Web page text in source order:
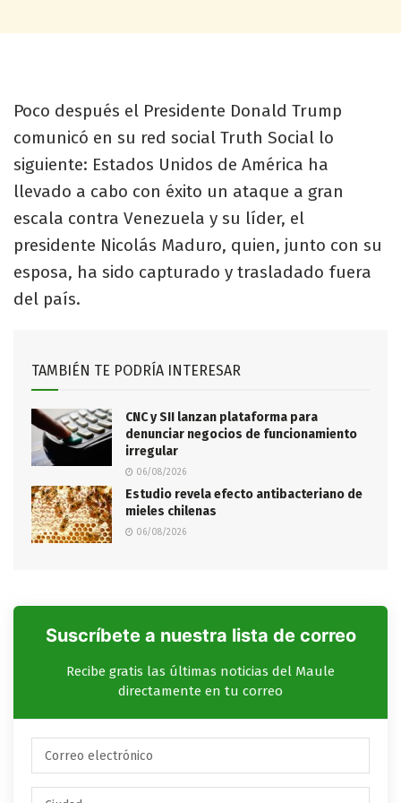
Poco después el Presidente Donald Trump
comunicó en su red social Truth Social lo
siguiente: Estados Unidos de América ha
llevado a cabo con éxito un ataque a gran
escala contra Venezuela y su líder, el
presidente Nicolás Maduro, quien, junto con su
esposa, ha sido capturado y trasladado fuera
del país.
TAMBIÉN TE PODRÍA INTERESAR
CNC y SII lanzan plataforma para
denunciar negocios de funcionamiento
irregular
06/08/2026
Estudio revela efecto antibacteriano de
mieles chilenas
06/08/2026
Suscríbete a nuestra lista de correo
Recibe gratis las últimas noticias del Maule
directamente en tu correo